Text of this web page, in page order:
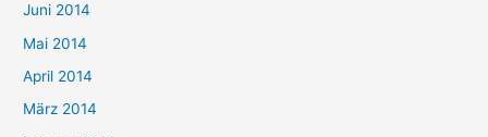
Juni 2014
Mai 2014
April 2014
März 2014